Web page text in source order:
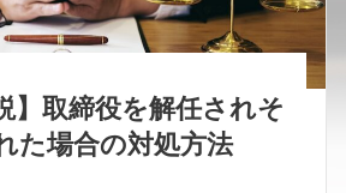
】取締役を解任されそ
た場合の対処方法